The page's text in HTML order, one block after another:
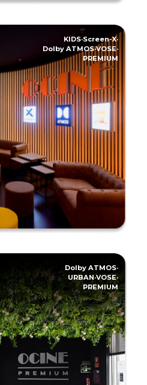
KIDS·Screen-X·
Dolby ATMOS·VOSE·
PREMIUM
Dolby ATMOS·
URBAN·VOSE·
PREMIUM